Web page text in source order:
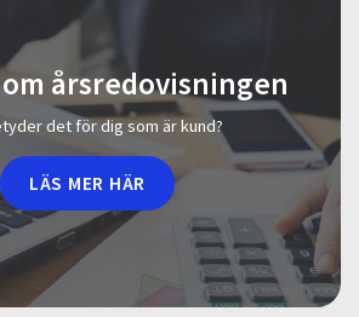
årsredovisningen
det för dig som är kund?
LÄS MER HÄR